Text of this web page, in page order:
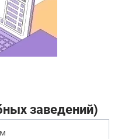
заведений)